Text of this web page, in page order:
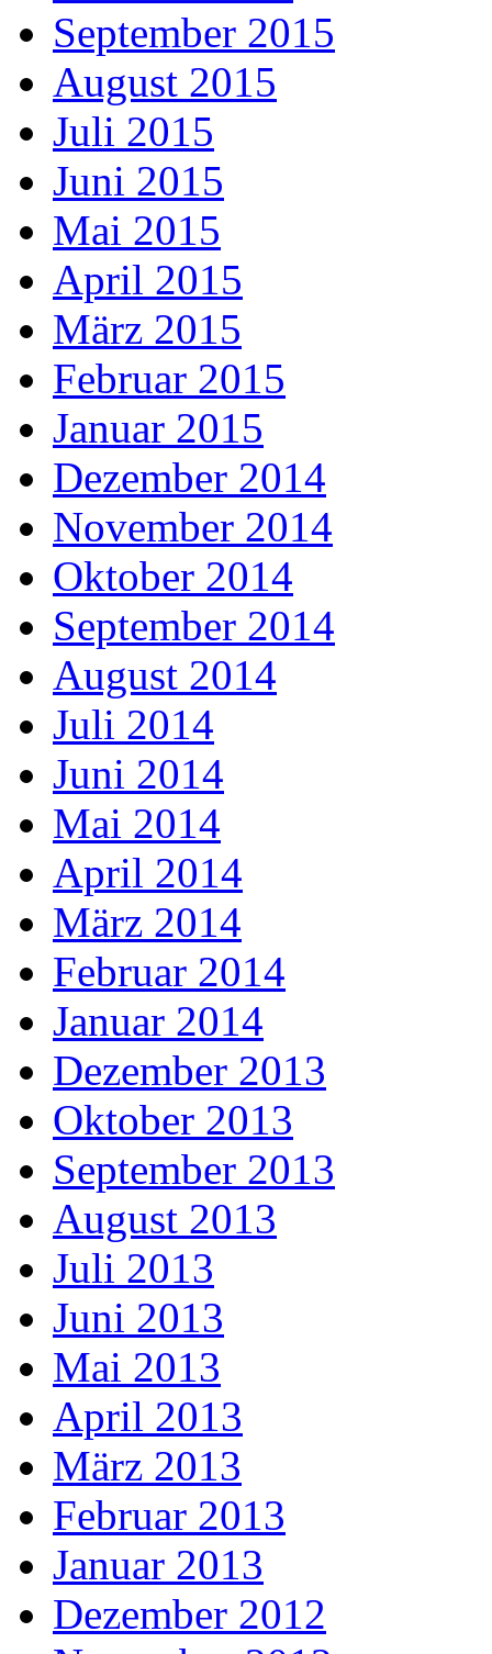
September 2015
August 2015
Juli 2015
Juni 2015
Mai 2015
April 2015
März 2015
Februar 2015
Januar 2015
Dezember 2014
November 2014
Oktober 2014
September 2014
August 2014
Juli 2014
Juni 2014
Mai 2014
April 2014
März 2014
Februar 2014
Januar 2014
Dezember 2013
Oktober 2013
September 2013
August 2013
Juli 2013
Juni 2013
Mai 2013
April 2013
März 2013
Februar 2013
Januar 2013
Dezember 2012